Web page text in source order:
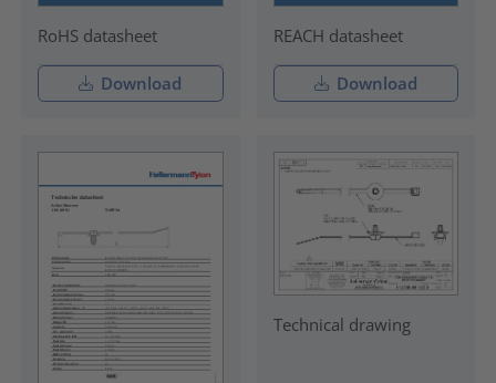
RoHS datasheet
Download
REACH datasheet
Download
Technical drawing